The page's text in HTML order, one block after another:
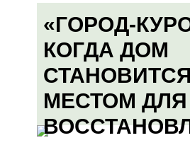
«ГОРОД-
КОГДА ДОМ
СТАНОВИТСЯ
МЕСТОМ ДЛЯ